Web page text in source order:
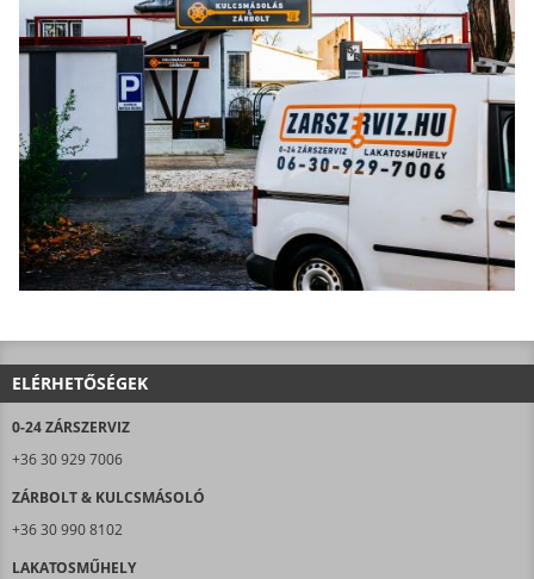
ELÉRHETŐSÉGEK
0-24 ZÁRSZERVIZ
+36 30 929 7006
ZÁRBOLT & KULCSMÁSOLÓ
+36 30 990 8102
LAKATOSMŰHELY